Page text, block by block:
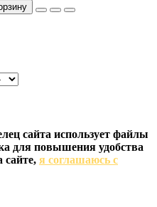
сайта использует файлы
для повышения удобства
сайте, я соглашаюсь с